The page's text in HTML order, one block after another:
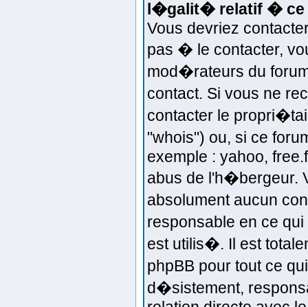
l�galit� relatif � ce
Vous devriez
pas � le contacter,
mod�rateurs du
contact. Si vous ne
contacter le
"whois") ou, si ce
exemple : yahoo,
abus de l'h�bergeur.
absolument aucun
responsable en ce
est utilis�. Il est
phpBB pour tout ce
d�sistement,